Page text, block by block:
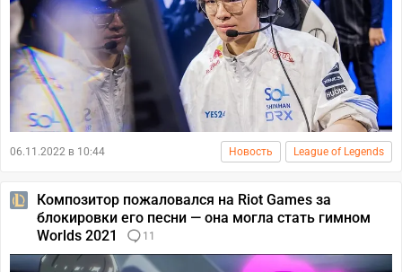
06.11.2022 в 10:44 Новость League of Legends
Композитор пожаловался на Riot Games за
блокировки его песни — она могла стать гимном
Worlds 2021
11